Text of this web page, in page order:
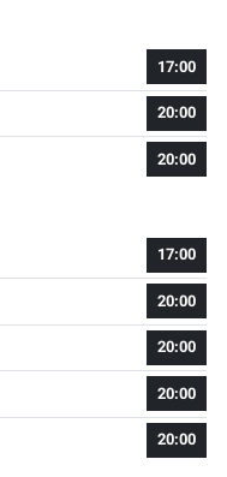
17:00
20:00
20:00
17:00
20:00
20:00
20:00
20:00